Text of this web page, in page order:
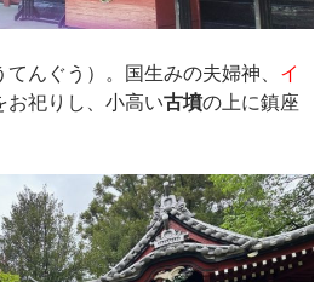
てんぐう）。国生みの夫婦神、 イ
お祀りし、小高い古墳の上に鎮座